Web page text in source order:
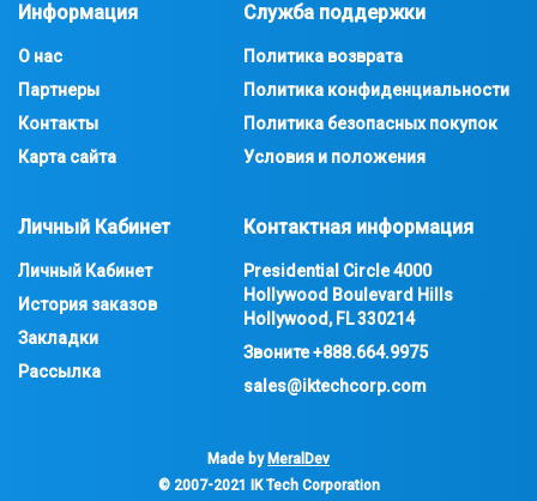
Информация
О нас
Партнеры
Контакты
Карта сайта
Служба поддержки
Политика возврата
Политика конфиденциальности
Политика безопасных покупок
Условия и положения
Личный Кабинет
Личный Кабинет
История заказов
Закладки
Рассылка
Контактная информация
Presidential Circle 4000
Hollywood Boulevard Hills
Hollywood, FL 330214
Звоните+888.664.9975
sales@iktechcorp.com
Made by MeralDev
© 2007-2021
IK Tech Corporation